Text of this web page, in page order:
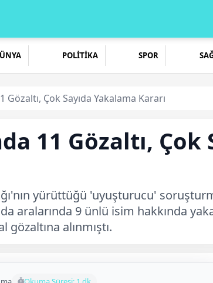
POLİTİKA SPOR
Çok Sayıda Yakalama Kararı
11 Gözaltı, Çok
yürüttüğü 'uyuşturucu'
aralarında 9 ünlü isim hakkında
alınmıştı.